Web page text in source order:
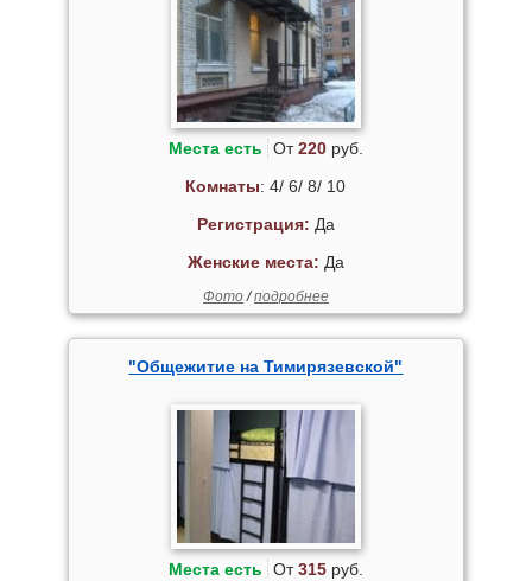
Места есть От220руб.
Комнаты: 4/ 6/ 8/ 10
Регистрация: Да
Женские места: Да
Фото/подробнее
"Общежитие на Тимирязевской"
Места есть От315руб.